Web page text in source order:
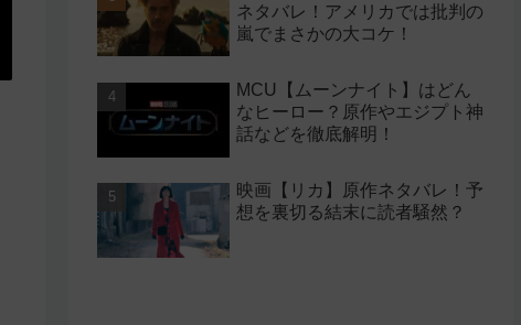
ネタバレ！アメリカでは批判の
嵐でまさかの大コケ！
MCU【ムーンナイト】はどん
なヒーロー？原作やエジプト神
話などを徹底解明！
映画【リカ】原作ネタバレ！予
想を裏切る結末に読者騒然？